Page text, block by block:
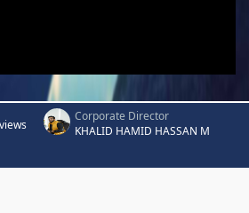
Corporate Director
KHALID HAMID HASSAN M